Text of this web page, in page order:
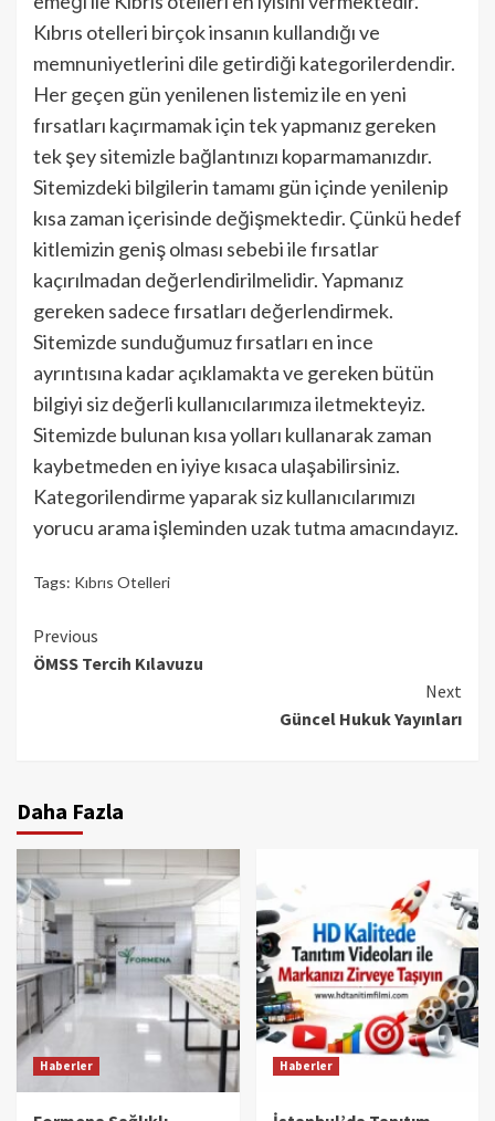
Kıbrıs otelleri birçok insanın kullandığı ve
memnuniyetlerini dile getirdiği kategorilerdendir.
Her geçen gün yenilenen listemiz ile en yeni
fırsatları kaçırmamak için tek yapmanız gereken
tek şey sitemizle bağlantınızı koparmamanızdır.
Sitemizdeki bilgilerin tamamı gün içinde yenilenip
kısa zaman içerisinde değişmektedir. Çünkü hedef
kitlemizin geniş olması sebebi ile fırsatlar
kaçırılmadan değerlendirilmelidir. Yapmanız
gereken sadece fırsatları değerlendirmek.
Sitemizde sunduğumuz fırsatları en ince
ayrıntısına kadar açıklamakta ve gereken bütün
bilgiyi siz değerli kullanıcılarımıza iletmekteyiz.
Sitemizde bulunan kısa yolları kullanarak zaman
kaybetmeden en iyiye kısaca ulaşabilirsiniz.
Kategorilendirme yaparak siz kullanıcılarımızı
yorucu arama işleminden uzak tutma amacındayız.
Tags: Kıbrıs Otelleri
Continue
Reading
Previous
ÖMSS Tercih Kılavuzu
Next
Güncel Hukuk Yayınları
Daha Fazla
Haberler Haberler